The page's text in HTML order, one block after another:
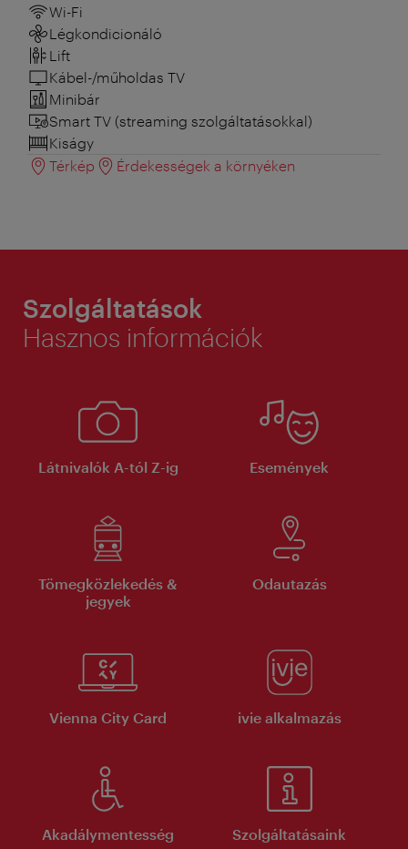
Wi-Fi
Légkondicionáló
Lift
Kábel-/műholdas TV
Minibár
Smart TV (streaming szolgáltatásokkal)
Kiságy
Térkép
Érdekességek a környéken
Szolgáltatások
Hasznos információk
Látnivalók A-tól Z-ig Események
Tömegközlekedés &
jegyek
Odautazás
Vienna City Card ivie alkalmazás
Akadálymentesség Szolgáltatásaink